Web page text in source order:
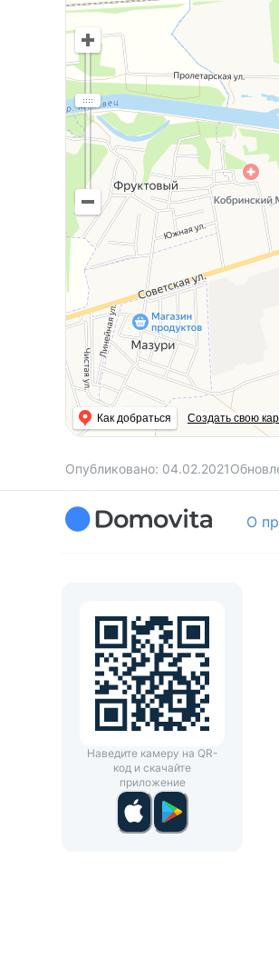
Как добраться Создать свою
Опубликовано: 04.02.2021
О
Наведите камеру на QR-
код и скачайте
приложение